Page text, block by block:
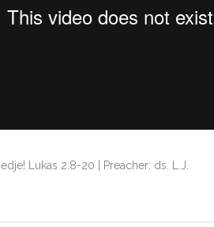
Lukas 2:8-20 | Preacher: ds. L.J.